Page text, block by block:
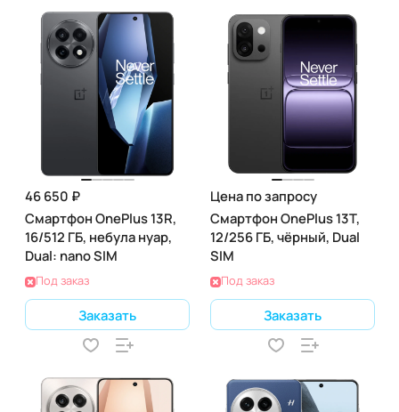
46 650 ₽
Смартфон OnePlus 13R,
16/512 ГБ, небула нуар,
Dual: nano SIM
Под заказ
Заказать
Цена по запросу
Смартфон OnePlus 13T,
12/256 ГБ, чёрный, Dual
SIM
Под заказ
Заказать